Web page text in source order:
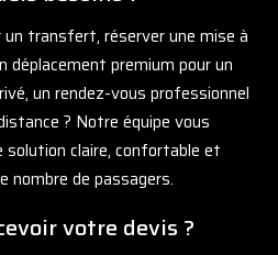
transfert, réserver une mise à
déplacement premium pour un
un rendez-vous professionnel
? Notre équipe vous
solution claire, confortable et
nombre de passagers.
votre devis ?